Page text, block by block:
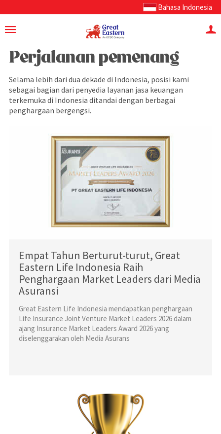
Bahasa Indonesia
Perjalanan pemenang
Selama lebih dari dua dekade di Indonesia, posisi kami
sebagai bagian dari penyedia layanan jasa keuangan
terkemuka di Indonesia ditandai dengan berbagai
penghargaan bergengsi.
Empat Tahun Berturut-turut, Great
Eastern Life Indonesia Raih
Penghargaan Market Leaders dari Media
Asuransi
Great Eastern Life Indonesia mendapatkan penghargaan
Life Insurance Joint Venture Market Leaders 2026 dalam
ajang Insurance Market Leaders Award 2026 yang
diselenggarakan oleh Media Asurans